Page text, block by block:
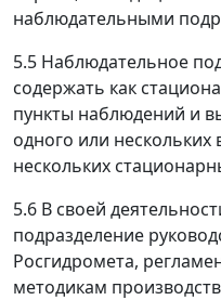
наблюдательными
5.5 Наблюдательное
содержать как
пункты наблюдений и
одного или
нескольких
5.6 В своей
подразделение
Росгидромета,
методикам